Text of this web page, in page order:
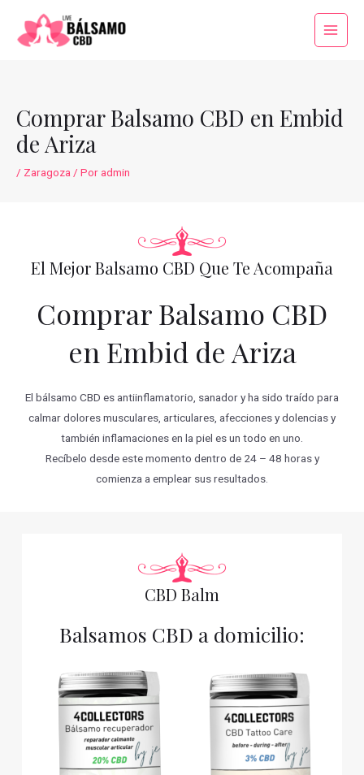
contenido
Main
Comprar Balsamo CBD en Embid
de Ariza
/ Zaragoza / Poradmin
El Mejor Balsamo CBD Que Te Acompaña
Comprar Balsamo CBD
en Embid de Ariza
El bálsamo CBD es antiinflamatorio, sanador y ha sido traído para
calmar dolores musculares, articulares, afecciones y dolencias y
también inflamaciones en la piel es un todo en uno.
Recíbelo desde este momento dentro de 24 – 48 horas y
comienza a emplear sus resultados.
CBD Balm
Balsamos CBD a domicilio: